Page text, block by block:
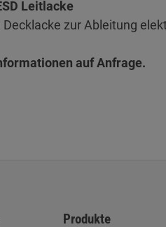
Leitlacke
zur Ableitung
auf Anfrage.
Produkte